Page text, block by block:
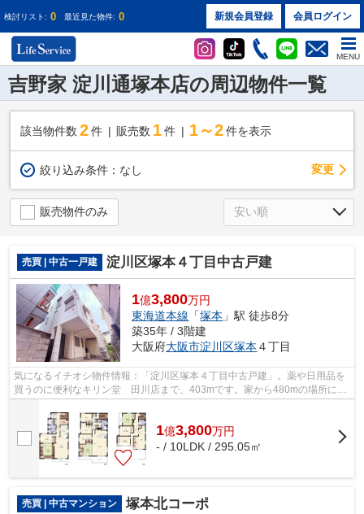
検討リスト: 0 最近見た物件: 0 新規会員登録 会員ログイン
MENU
吉野家 淀川通塚本店の周辺物件一覧
該当物件数 2件 販売数 1 件 1～2 件を表示
絞り込み条件： なし 変更
販売物件のみ
売買 | 中古一戸建 淀川区塚本４丁目中古戸建
1億3,800万円
東海道本線 「塚本 」駅 徒歩8分
築35年 / 3階建
大阪府大阪市淀川区塚本 ４丁目
気になるイチオシ物件情報：「淀川区塚本４丁目中古戸建」。薬や日用品を
買うのに便利なキリン堂 田川店まで、403mです。家から480mの場所に淀
1億3,800万円
- / 10LDK / 295.05㎡
売買 | 中古マンション 塚本北コーポ